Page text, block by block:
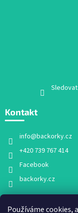
Používáme cookies,
Kontakt
info@backorky.cz
+420 739 767 414
Facebook
backorky.cz